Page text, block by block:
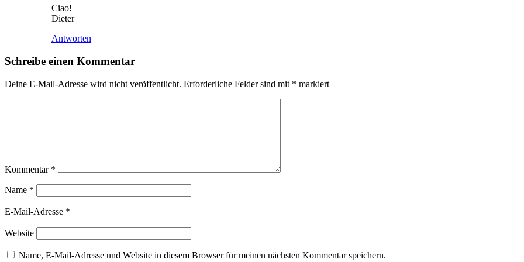
Ciao!
Dieter
Antworten
Schreibe einen Kommentar
Deine E-Mail-Adresse wird nicht veröffentlicht. Erforderliche Felder sind mit * markiert
Kommentar *
Name *
E-Mail-Adresse *
Website
Name, E-Mail-Adresse und Website in diesem Browser für meinen nächsten Kommentar speichern.